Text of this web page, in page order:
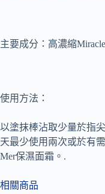
主要成分：高濃縮
使用方法：
以塗抹棒沾取少量於指
天最少使用兩次或於有
Mer保濕面霜。.
相關商品